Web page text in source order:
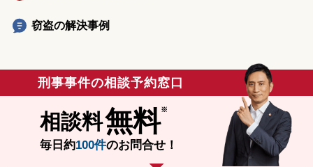
窃盗の解決事例
刑事事件の相談予約窓口
相談料無料
毎日約100件のお問合せ！